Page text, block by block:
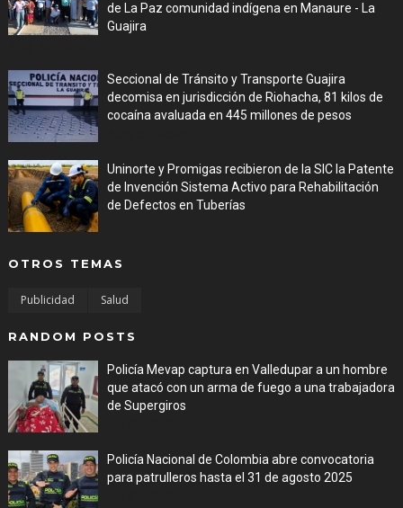
de La Paz comunidad indígena en Manaure - La
Guajira
Seccional de Tránsito y Transporte Guajira
decomisa en jurisdicción de Riohacha, 81 kilos de
cocaína avaluada en 445 millones de pesos
Uninorte y Promigas recibieron de la SIC la Patente
de Invención Sistema Activo para Rehabilitación
de Defectos en Tuberías
OTROS TEMAS
Publicidad Salud
RANDOM POSTS
Policía Mevap captura en Valledupar a un hombre
que atacó con un arma de fuego a una trabajadora
de Supergiros
Policía Nacional de Colombia abre convocatoria
para patrulleros hasta el 31 de agosto 2025